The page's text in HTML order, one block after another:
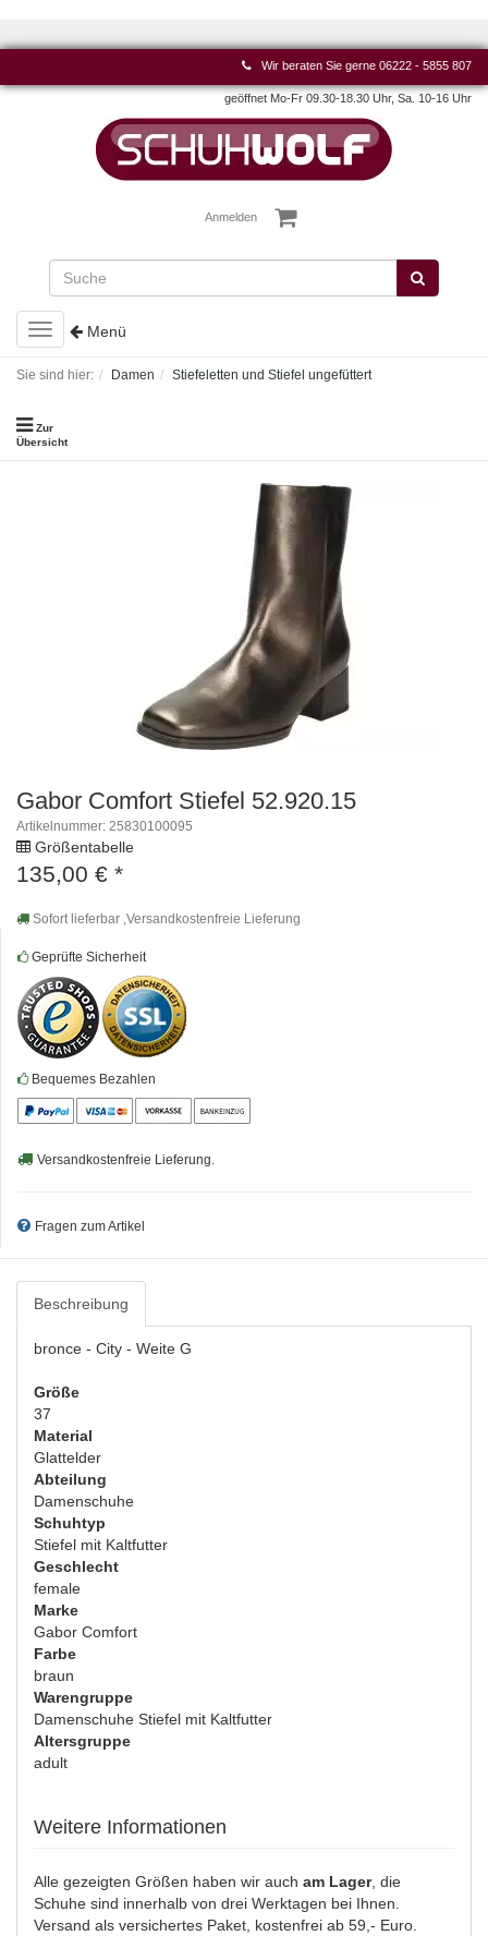
Wir beraten Sie gerne 06222 - 5855 807
geöffnet Mo-Fr 09.30-18.30 Uhr, Sa. 10-16 Uhr
Anmelden
Toggle
navigation
Menü
Sie sind hier: Damen Stiefeletten und Stiefel ungefüttert
Zur
Übersicht
Gabor Comfort Stiefel 52.920.15
Artikelnummer: 25830100095
Größentabelle
135,00 € *
Sofort lieferbar ,Versandkostenfreie Lieferung
Geprüfte Sicherheit
Bequemes Bezahlen
Versandkostenfreie Lieferung.
Fragen zum Artikel
Beschreibung
bronce - City - Weite G
Größe
37
Material
Glattelder
Abteilung
Damenschuhe
Schuhtyp
Stiefel mit Kaltfutter
Geschlecht
female
Marke
Gabor Comfort
Farbe
braun
Warengruppe
Damenschuhe Stiefel mit Kaltfutter
Altersgruppe
adult
Weitere Informationen
Alle gezeigten Größen haben wir auch am Lager, die
Schuhe sind innerhalb von drei Werktagen bei Ihnen.
Versand als versichertes Paket, kostenfrei ab 59,- Euro.